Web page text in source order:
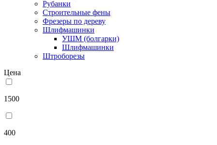
Рубанки
Строительные фены
Фрезеры по дереву
Шлифмашинки
УШМ (болгарки)
Шлифмашинки
Штроборезы
Цена
1500
400